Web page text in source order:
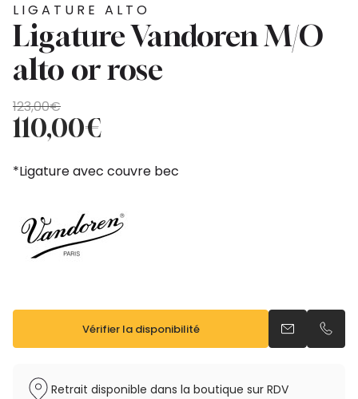
LIGATURE ALTO
Ligature Vandoren M/O
alto or rose
123,00€
Le
prix
initial
était :
123,00€.
110,00€
Le
prix
actuel
est :
110,00€.
*Ligature avec couvre bec
Vérifier la disponibilité Envoyer un
Retrait disponible dans la boutique sur RDV